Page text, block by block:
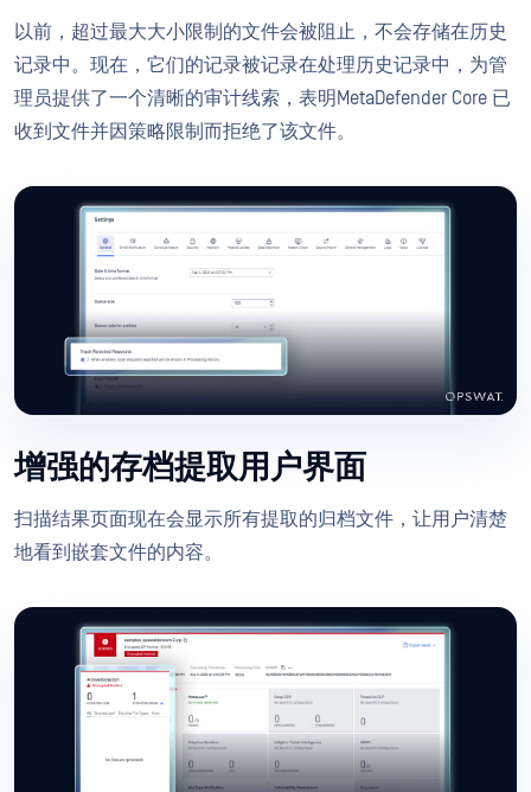
以前，超过最大大小限制的文件会被阻止，不会存储在历史
记录中。现在，它们的记录被记录在处理历史记录中，为管
理员提供了一个清晰的审计线索，表明MetaDefender Core 已
收到文件并因策略限制而拒绝了该文件。
增强的存档提取用户界面
扫描结果页面现在会显示所有提取的归档文件，让用户清楚
地看到嵌套文件的内容。